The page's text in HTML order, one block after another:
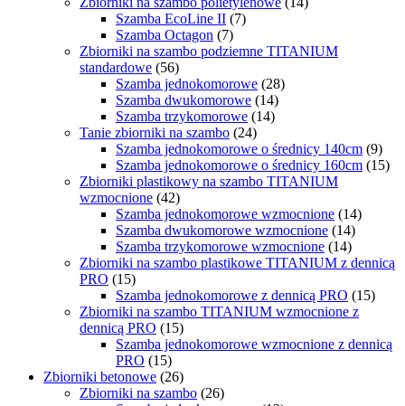
Szamba EcoLine II (7)
Szamba Octagon (7)
Zbiorniki na szambo podziemne TITANIUM
standardowe (56)
Szamba jednokomorowe (28)
Szamba dwukomorowe (14)
Szamba trzykomorowe (14)
Tanie zbiorniki na szambo (24)
Szamba jednokomorowe o średnicy 140cm (9)
Szamba jednokomorowe o średnicy 160cm (15)
Zbiorniki plastikowy na szambo TITANIUM
wzmocnione (42)
Szamba jednokomorowe wzmocnione (14)
Szamba dwukomorowe wzmocnione (14)
Szamba trzykomorowe wzmocnione (14)
Zbiorniki na szambo plastikowe TITANIUM z dennicą
PRO (15)
Szamba jednokomorowe z dennicą PRO (15)
Zbiorniki na szambo TITANIUM wzmocnione z
dennicą PRO (15)
Szamba jednokomorowe wzmocnione z dennicą
PRO (15)
Zbiorniki betonowe (26)
Zbiorniki na szambo (26)